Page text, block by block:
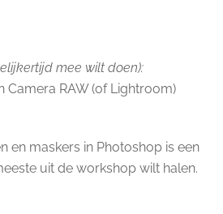
mee wilt doen):
Camera RAW (of Lightroom)
en maskers in Photoshop is een
uit de workshop wilt halen.